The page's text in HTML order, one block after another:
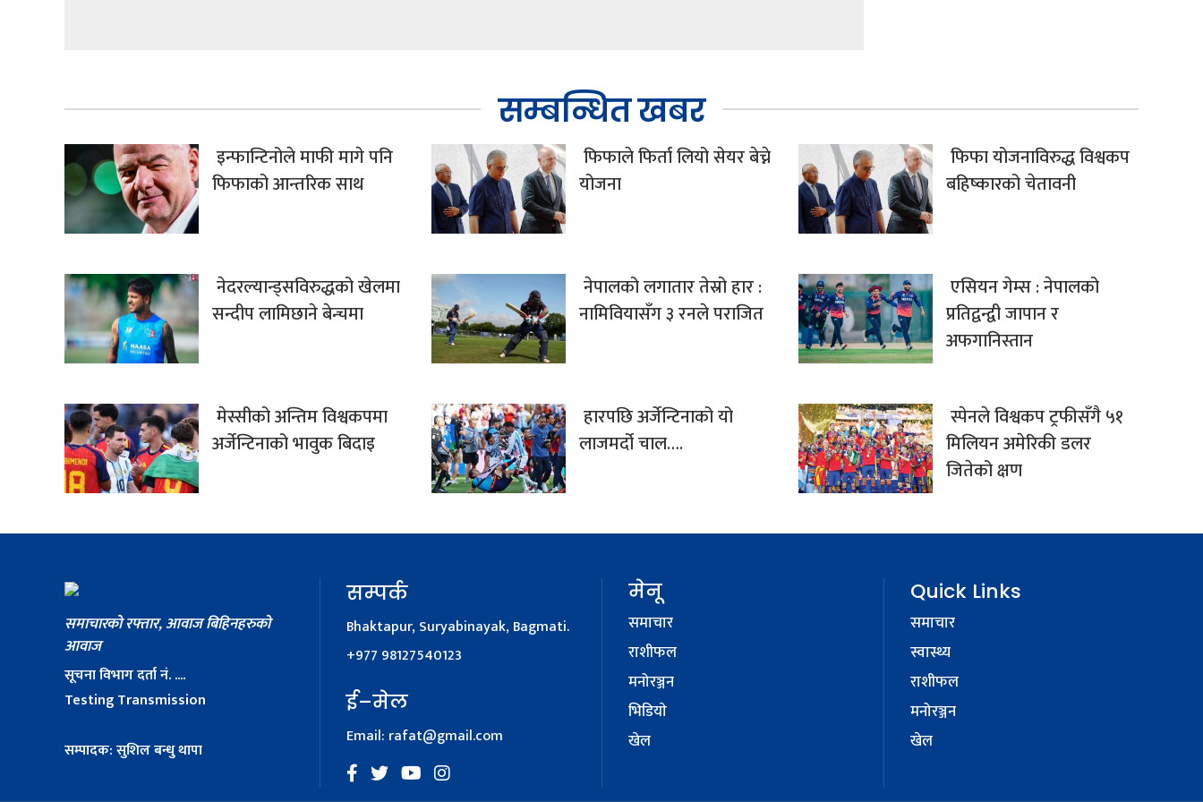
सम्बन्धित खबर
इन्फान्टिनोले माफी मागे पनि
फिफाको आन्तरिक साथ
फिफाले फिर्ता लियो सेयर बेच्ने
योजना
फिफा योजनाविरुद्ध विश्वकप
बहिष्कारको चेतावनी
नेदरल्यान्ड्सविरुद्धको खेलमा
सन्दीप लामिछाने बेन्चमा
नेपालको लगातार तेस्रो हार :
नामिवियासँग ३ रनले पराजित
एसियन गेम्स : नेपालको
प्रतिद्वन्द्वी जापान र
अफगानिस्तान
मेस्सीको अन्तिम विश्वकपमा
अर्जेन्टिनाको भावुक बिदाइ
हारपछि अर्जेन्टिनाको यो
लाजमर्दो चाल….
स्पेनले विश्वकप ट्रफीसँगै ५१
मिलियन अमेरिकी डलर
जितेको क्षण
समाचारको रफ्तार, आवाज बिहिनहरुको
आवाज
सूचना विभाग दर्ता नं. ....
Testing Transmission
सम्पादक: सुशिल बन्धु थापा
सम्पर्क
Bhaktapur, Suryabinayak, Bagmati.
+977 98127540123
ई–मेल
Email: rafat@gmail.com
मेनू
समाचार
राशीफल
मनोरञ्जन
भिडियाे
खेल
Quick Links
समाचार
स्वास्थ्य
राशीफल
मनोरञ्जन
खेल